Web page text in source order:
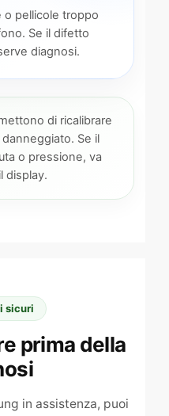
o pellicole troppo
Se il difetto
diagnosi.
di ricalibrare
Se il
o pressione, va
display.
sicuri
prima della
in assistenza, puoi